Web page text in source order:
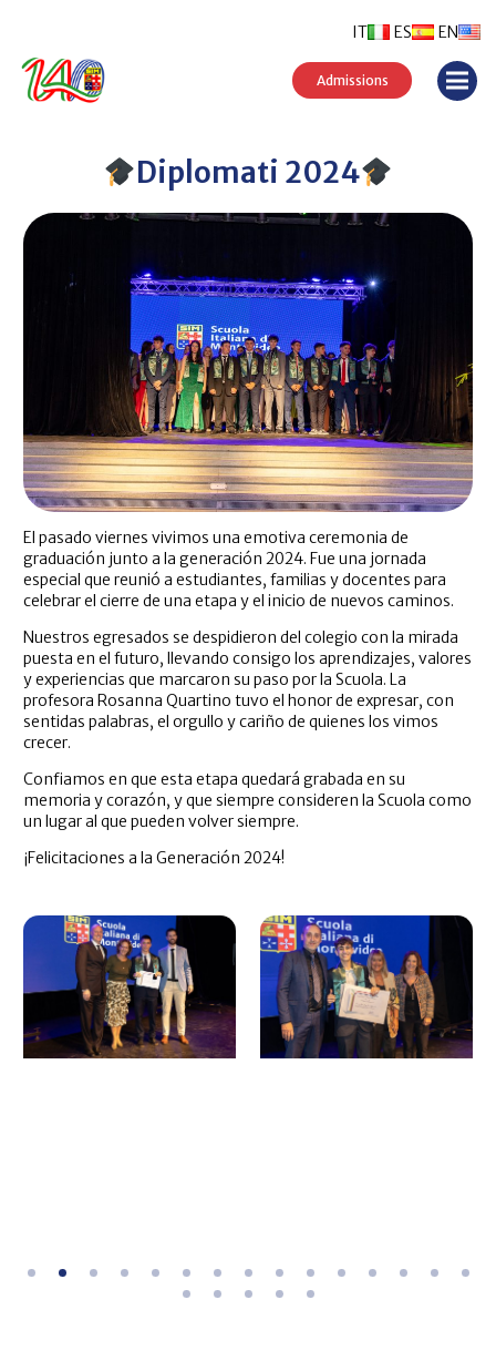
ES EN
IT
Admissions
Diplomati 2024
El pasado viernes vivimos una emotiva ceremonia de
graduación junto a la generación 2024. Fue una jornada
especial que reunió a estudiantes, familias y docentes para
celebrar el cierre de una etapa y el inicio de nuevos caminos.
Nuestros egresados se despidieron del colegio con la mirada
puesta en el futuro, llevando consigo los aprendizajes, valores
y experiencias que marcaron su paso por la Scuola. La
profesora Rosanna Quartino tuvo el honor de expresar, con
sentidas palabras, el orgullo y cariño de quienes los vimos
crecer.
Confiamos en que esta etapa quedará grabada en su
memoria y corazón, y que siempre consideren la Scuola como
un lugar al que pueden volver siempre.
¡Felicitaciones a la Generación 2024!